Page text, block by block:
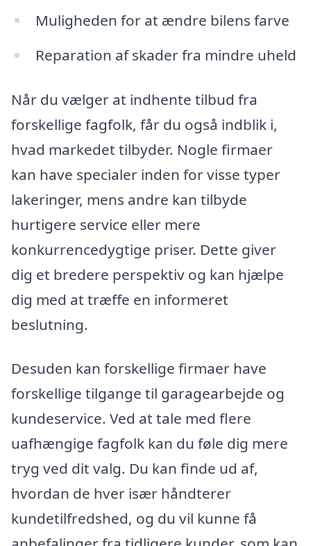
Muligheden for at ændre bilens farve
Reparation af skader fra mindre uheld
Når du vælger at indhente tilbud fra
forskellige fagfolk, får du også indblik i,
hvad markedet tilbyder. Nogle firmaer
kan have specialer inden for visse typer
lakeringer, mens andre kan tilbyde
hurtigere service eller mere
konkurrencedygtige priser. Dette giver
dig et bredere perspektiv og kan hjælpe
dig med at træffe en informeret
beslutning.
Desuden kan forskellige firmaer have
forskellige tilgange til garagearbejde og
kundeservice. Ved at tale med flere
uafhængige fagfolk kan du føle dig mere
tryg ved dit valg. Du kan finde ud af,
hvordan de hver især håndterer
kundetilfredshed, og du vil kunne få